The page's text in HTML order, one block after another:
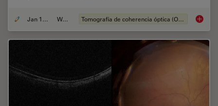
Jan 12, 2022 Webinar Tomografía de coherencia óptica (OCT, por sus siglas en inglés) Clinical